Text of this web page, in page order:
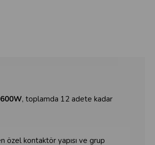
, toplamda 12 adete kadar
özel kontaktör yapısı ve grup